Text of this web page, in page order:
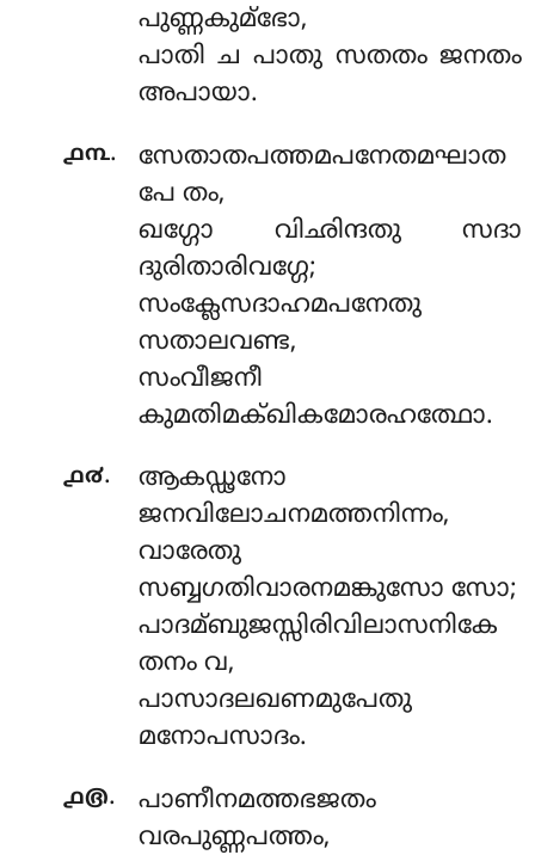
പുണ്ണകുമ്ഭോ,
പാതി ച പാതു സതതം ജനതം
അപായാ.
൧൩.
സേതാതപത്തമപനേതമഘാത
പേ തം,
ഖഗ്ഗോ വിഛിന്ദതു സദാ
ദുരിതാരിവഗ്ഗേ;
സംക്ലേസദാഹമപനേതു
സതാലവണ്ട,
സംവീജനീ
കുമതിമക്ഖികമോരഹത്ഥോ.
൧൪.
ആകഡ്ഢനോ
ജനവിലോചനമത്തനിന്നം,
വാരേതു
സബ്ബഗതിവാരനമങ്കുസോ സോ;
പാദമ്ബുജസ്സിരിവിലാസനികേ
തനം വ,
പാസാദലഖണമുപേതു
മനോപസാദം.
൧൫.
പാണീനമത്തഭജതം
വരപുണ്ണപത്തം,